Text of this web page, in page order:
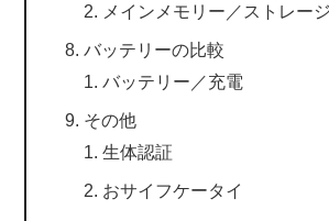
メインメモリー／ストレー
バッテリーの比較
バッテリー／充電
その他
生体認証
おサイフケータイ